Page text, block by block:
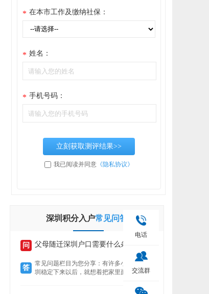
* 在本市工作及缴纳社保：
* 姓名：
* 手机号码：
立刻获取测评结果>>
我已阅读并同意 《隐私协议》
深圳积分入户常见问答
问 父母随迁深圳户口需要什么条件？
答
常见问题栏目为您分享：有许多小伙伴在深
圳稳定下来以后，就想着把家里面的老人接
也迁过来，下文就为您介绍老人迁户口过来
电话
交流群